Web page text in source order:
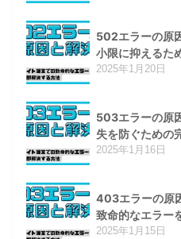
502エラーの原
小限に抑えるた
2025年1月20日
503エラーの原
失を防ぐための
2025年1月16日
403エラーの原
致命的なエラー
2025年1月15日